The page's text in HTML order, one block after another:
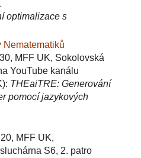
optimalizace s
Nematematiků
MFF UK, Sokolovská
YouTube kanálu
THEaiTRE: Generování
pomocí jazykových
MFF UK,
S6, 2. patro